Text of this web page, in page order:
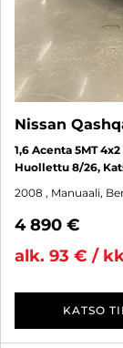
Nissan
1,6 Acenta 5MT
Huollettu 8/26,
2008 , Manuaali,
4 890 €
alk. 93 € /
KATSO